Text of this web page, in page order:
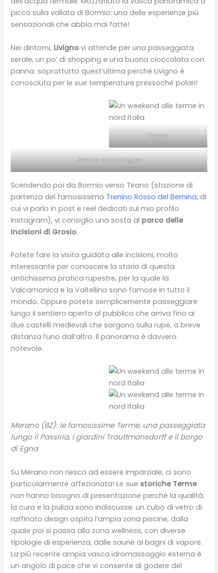
picco sulla vallata di Bormio: una delle esperienze più
sensazionali che abbia mai fatte!
Nei dintorni, Livigno vi attende per una passeggiata
serale, un po’ di shopping e una buona cioccolata con
panna: soprattutto quest’ultima perché Livigno è
conosciuta per le sue temperature pressochè polari!
Livigno
Strada verso Livigno
Scendendo poi da Bormio verso Tirano (stazione di
partenza del famosissimo Trenino Rosso del Bernina, di
cui vi parlo in post e reel dedicati sul mio profilo
Instagram), vi consiglio una sosta al parco delle
Incisioni di Grosio.
Potete fare la visita guidata alle incisioni, molto
interessante per conoscere la storia di questa
antichissima pratica rupestre, per la quale la
Valcamonica e la Valtellina sono famose in tutto il
mondo. Oppure potete semplicemente passeggiare
lungo il sentiero aperto al pubblico che arriva fino ai
due castelli medievali che sorgono sulla rupe, a breve
distanza l’uno dall’altro. Il panorama è davvero
notevole.
Merano (BZ): le famosissime Terme, una passeggiata
lungo il Passiria, i giardini Trauttmansdorff e il borgo
di Egna
Su Merano non riesco ad essere imparziale, ci sono
particolarmente affezionata! Le sue storiche Terme
non hanno bisogno di presentazione perchè la qualità,
la cura e la pulizia sono indiscusse: un cubo di vetro di
raffinato design ospita l’ampia zona piscine, dalla
quale poi si passa alla zona wellness, con diverse
tipologie di esperienza, dalle saune ai bagni di vapore.
La più recente ampia vasca idromassaggio esterna è
un angolo di pace che vi consente di godere del